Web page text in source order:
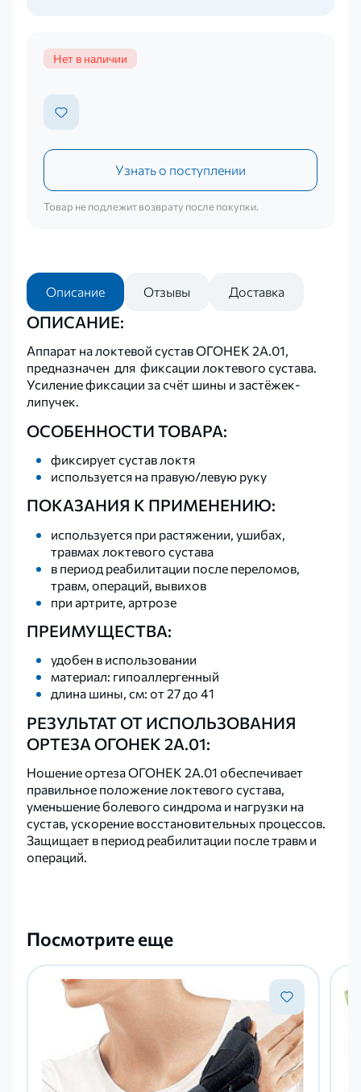
Нет в наличии
Узнать о поступлении
Товар не подлежит возврату после покупки.
Описание Отзывы Доставка
ОПИСАНИЕ:
Аппарат на локтевой сустав ОГОНЕК 2А.01,
предназначен для фиксации локтевого сустава.
Усиление фиксации за счёт шины и застёжек-
липучек.
ОСОБЕННОСТИ ТОВАРА:
фиксирует сустав локтя
используется на правую/левую руку
ПОКАЗАНИЯ К ПРИМЕНЕНИЮ:
используется при растяжении, ушибах,
травмах локтевого сустава
в период реабилитации после переломов,
травм, операций, вывихов
при артрите, артрозе
​ПРЕИМУЩЕСТВА:
удобен в использовании
материал: гипоаллергенный
длина шины, см: от 27 до 41
РЕЗУЛЬТАТ ОТ ИСПОЛЬЗОВАНИЯ
ОРТЕЗА ОГОНЕК 2А.01:
Ношение ортеза ОГОНЕК 2А.01 обеспечивает
правильное положение локтевого сустава,
уменьшение болевого синдрома и нагрузки на
сустав, ускорение восстановительных процессов.
Защищает в период реабилитации после травм и
операций.
Посмотрите еще